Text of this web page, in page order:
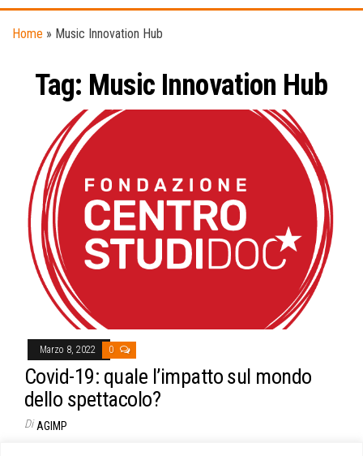
Home » Music Innovation Hub
Tag: Music Innovation Hub
Marzo 8, 2022 0
Covid-19: quale l’impatto sul mondo
dello spettacolo?
Di AGIMP